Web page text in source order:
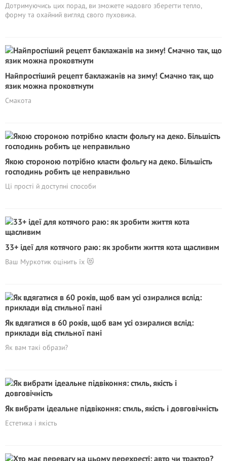
Дотримуючись цих порад, ви зможете надовго зберегти тепло,
форму та охайний вигляд свого пуховика.
Найпростіший рецепт баклажанів на зиму! Смачно так, що
язик можна проковтнути
Смакота
Якою стороною потрібно класти фольгу на деко. Більшість
господинь робить це неправильно
Ці прості й доступні способи
33+ ідеї для котячого раю: як зробити життя кота щасливим
Ваш Муркотик оцінить їх 😻
Як вдягатися в 60 років, щоб вам усі озиралися вслід:
приклади від стильної пані
Як вам такі образи?
Як вибрати ідеальне підвіконня: стиль, якість і довговічність
Естетика і якість